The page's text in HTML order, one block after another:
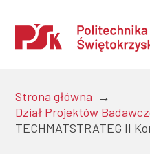
Strona główna →
Dział Projektów
TECHMATSTRATEG II
Uczelnia